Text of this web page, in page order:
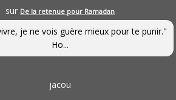
sur De la retenue pour Ramadan
je ne vois guère mieux pour te punir."
Ho...
jacou